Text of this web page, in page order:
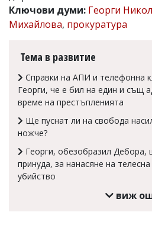
Коментарите
под
въвеждат
читателите
редакцията
носи
отговорност
тях!
Ако
откриете
обиден
Ключови думи: Георги
Михайлова, прокуратура
Тема в развитие
Справки на АПИ и телефонна
Георги, че е бил на един и същ
време на престъпленията
Ще пуснат ли на свобода
ножче?
Георги, обезобразил Дебора,
принуда, за нанасяне на
убийство
виж